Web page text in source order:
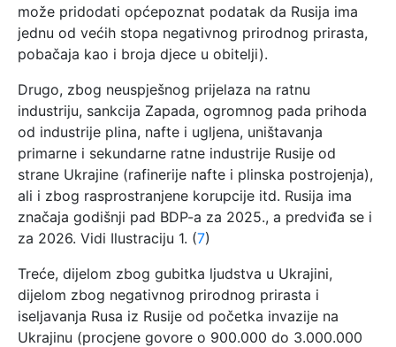
može pridodati općepoznat podatak da Rusija ima
jednu od većih stopa negativnog prirodnog prirasta,
pobačaja kao i broja djece u obitelji).
Drugo, zbog neuspješnog prijelaza na ratnu
industriju, sankcija Zapada, ogromnog pada prihoda
od industrije plina, nafte i ugljena, uništavanja
primarne i sekundarne ratne industrije Rusije od
strane Ukrajine (rafinerije nafte i plinska postrojenja),
ali i zbog rasprostranjene korupcije itd. Rusija ima
značaja godišnji pad BDP-a za 2025., a predviđa se i
za 2026. Vidi Ilustraciju 1. (7)
Treće, dijelom zbog gubitka ljudstva u Ukrajini,
dijelom zbog negativnog prirodnog prirasta i
iseljavanja Rusa iz Rusije od početka invazije na
Ukrajinu (procjene govore o 900.000 do 3.000.000